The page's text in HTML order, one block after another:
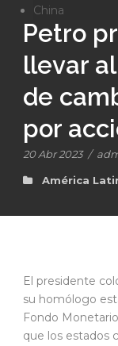
China
Petro
llevar
de
por
20 Abr 2023 /
América
El presidente
su homólogo
Fondo
que los estados